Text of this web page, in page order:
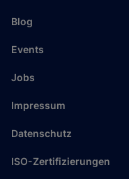
Blog
Events
Jobs
Impressum
Datenschutz
ISO-Zertifizierungen